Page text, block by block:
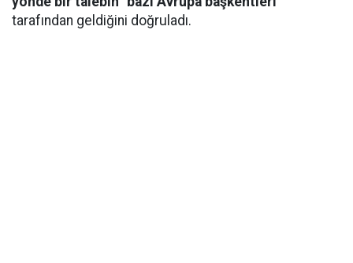
tarafından geldiğini doğruladı.